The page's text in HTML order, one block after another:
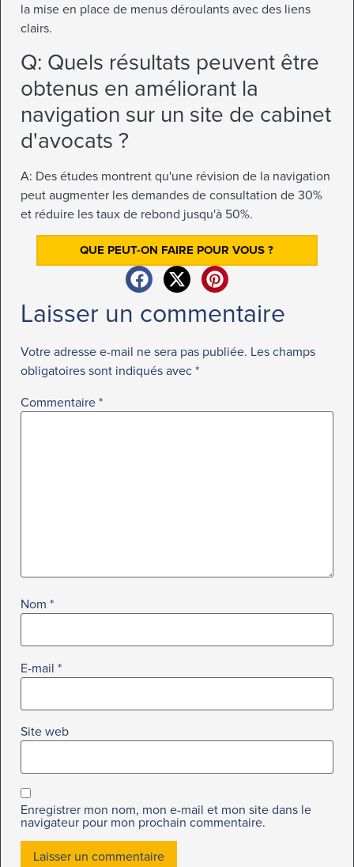
la mise en place de menus déroulants avec des liens
clairs.
Q: Quels résultats peuvent être
obtenus en améliorant la
navigation sur un site de cabinet
d'avocats ?
A: Des études montrent qu'une révision de la navigation
peut augmenter les demandes de consultation de 30%
et réduire les taux de rebond jusqu'à 50%.
QUE PEUT-ON FAIRE POUR VOUS ?
Laisser un commentaire
Votre adresse e-mail ne sera pas publiée. Les champs
obligatoires sont indiqués avec *
Commentaire *
Nom *
E-mail *
Site web
Enregistrer mon nom, mon e-mail et mon site dans le
navigateur pour mon prochain commentaire.